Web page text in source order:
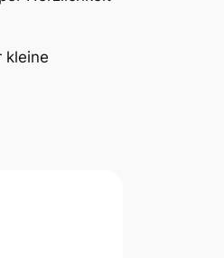
kleine